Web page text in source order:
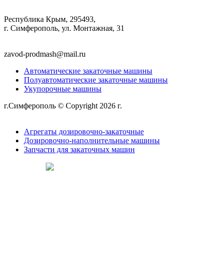
Республика Крым, 295493,
г. Симферополь, ул. Монтажная, 31
zavod-prodmash@mail.ru
Автоматические закаточные машины
Полуавтоматические закаточные машины
Укупорочные машины
г.Симферополь © Copyright 2026 г.
Агрегаты дозировочно-закаточные
Дозировочно-наполнительные машины
Запчасти для закаточных машин